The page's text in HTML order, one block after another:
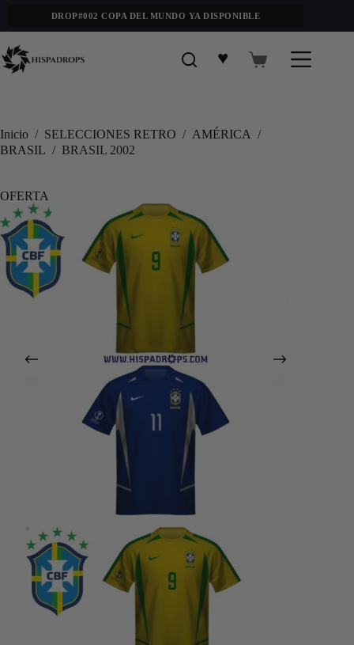
DROP#002 COPA DEL MUNDO YA DISPONIBLE
♥
Inicio / SELECCIONES RETRO / AMÉRICA /
BRASIL / BRASIL 2002
OFERTA